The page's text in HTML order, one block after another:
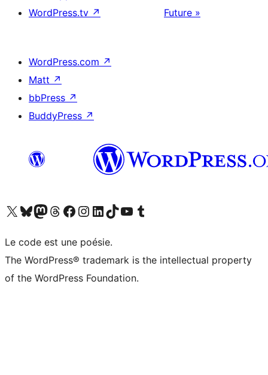
WordPress.tv ↗
Future »
WordPress.com ↗
Matt ↗
bbPress ↗
BuddyPress ↗
Visitez notre compte X (précédemment Twitter)
Visiter notre compte Bluesky
Visiter notre compte Mastodon
Visiter notre compte Threads
Consulter notre compte Facebook
Consulter notre compte Instagram
Consulter notre compte LinkedIn
Visiter notre compte TokTok
Visiter notre chaîne YouTube
Visiter notre compte Tumblr
Le code est une poésie.
The WordPress® trademark is the intellectual property
of the WordPress Foundation.